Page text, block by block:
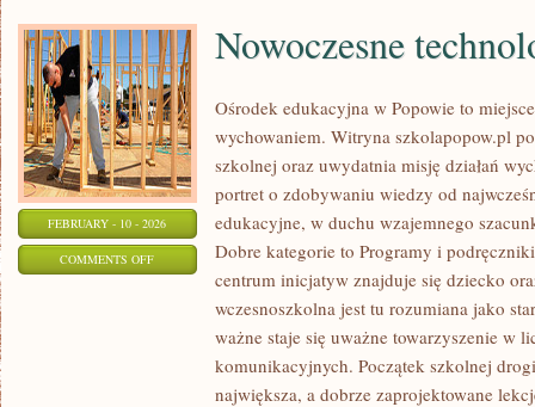
FEBRUARY - 10 - 2026
COMMENTS OFFON
NOWOCZESNE
TECHNOLOGIE
Nowoczesne
Ośrodek edukacyjna w Popowie to
wychowaniem. Witryna szkolapopow.pl
szkolnej oraz uwydatnia misję działań
portret o zdobywaniu wiedzy od
edukacyjne, w duchu wzajemnego
Dobre kategorie to Programy i
centrum inicjatyw znajduje się dziecko
wczesnoszkolna jest tu rozumiana jako
ważne staje się uważne towarzyszenie w
komunikacyjnych. Początek szkolnej
największa, a dobrze zaprojektowane